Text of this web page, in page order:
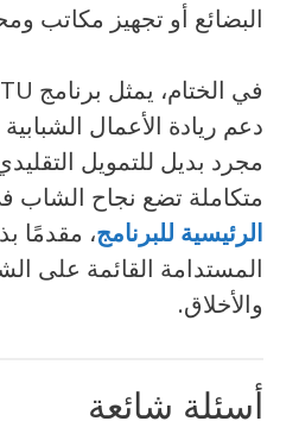
البضائع أو تجهيز مكاتب
دعم ريادة الأعمال
مجرد بديل للتمويل
متكاملة تضع نجاح
الرئيسية للبرنامج، مقدمًا
المستدامة القائمة على
والأخلاق.
أسئلة شائعة